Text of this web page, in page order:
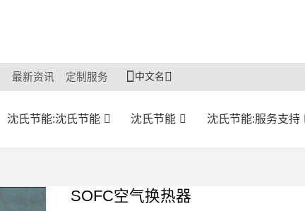
最新资讯 定制服务 中文名
沈氏节能:沈氏节能 沈氏节能 沈氏节能:服务支持
SOFC空气换热器